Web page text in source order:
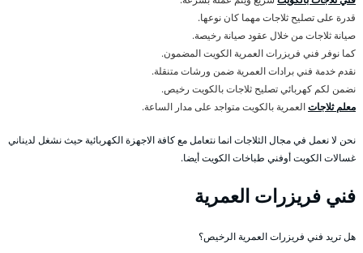
قدرة على تصليح ثلاجات مهما كان نوعها.
صيانة ثلاجات من خلال عقود صيانة رخيصة.
كما نوفر فني فريزرات العمرية الكويت المضمون.
نقدم خدمة فني برادات العمرية ضمن ورشات متنقلة.
نضمن لكم كهربائي تصليح ثلاجات بالكويت رخيص.
معلم ثلاجاتالعمرية بالكويت متواجد على مدار الساعة.
نحن لا نعمل في مجال الثلاجات انما نتعامل مع كافة الاجهزة الكهربائية حيث نشغل لديناني
غسالات الكويت أوفني طباخات الكويت أيضا.
فني فريزرات العمرية
هل تريد فني فريزرات العمرية الرخيص؟